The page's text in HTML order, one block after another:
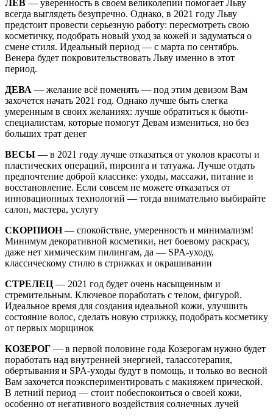
ЛЕВ — уверенность в своем великолепии помогает Льву
всегда выглядеть безупречно. Однако, в 2021 году Льву
предстоит провести серьезную работу: пересмотреть свою
косметичку, подобрать новый уход за кожей и задуматься о
смене стиля. Идеальный период — с марта по сентябрь.
Венера будет покровительствовать Льву именно в этот
период.
ДЕВА — желание всё поменять — под этим девизом Вам
захочется начать 2021 год. Однако лучше быть слегка
умеренным в своих желаниях: лучше обратиться к бьюти-
специалистам, которые помогут Девам измениться, но без
больших трат денег
ВЕСЫ — в 2021 году лучше отказаться от уколов красоты и
пластических операций, пирсинга и татуажа. Лучше отдать
предпочтение доброй классике: уходы, массажи, питание и
восстановление. Если совсем не можете отказаться от
инновационных технологий — тогда внимательно выбирайте
салон, мастера, услугу
СКОРПИОН— спокойствие, умеренность и минимализм!
Минимум декоративной косметики, нет боевому раскрасу,
даже нет химическим пилингам, да — SPA-уходу,
классическому стилю в стрижках и окрашивании
СТРЕЛЕЦ — 2021 год будет очень насыщенным и
стремительным. Ключевое поработать с телом, фигурой.
Идеальное время для создания идеальной кожи, улучшить
состояние волос, сделать новую стрижку, подобрать косметику
от первых морщинок
КОЗЕРОГ — в первой половине года Козерогам нужно будет
поработать над внутренней энергией, талассотерапия,
обертывания и SPA-уходы будут в помощь, и только во весной
Вам захочется поэкспериментировать с макияжем прической.
В летний период — стоит побеспокоиться о своей кожи,
особенно от негативного воздействия солнечных лучей